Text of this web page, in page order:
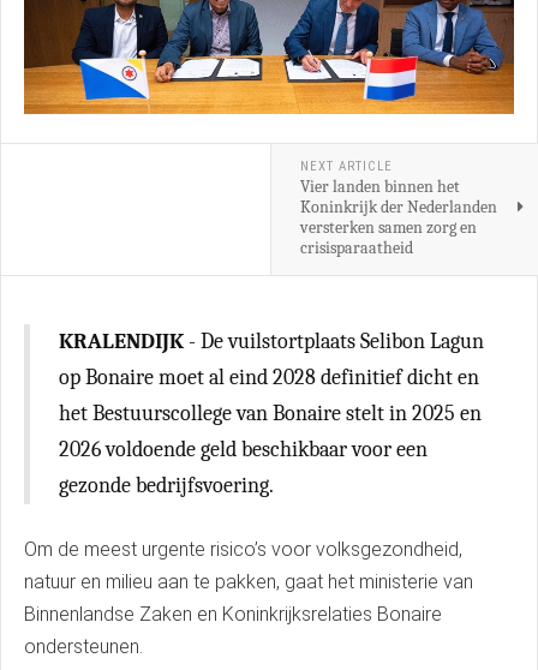
NEXT ARTICLE
Vier landen binnen het
Koninkrijk der Nederlanden
versterken samen zorg en
crisisparaatheid
KRALENDIJK- De vuilstortplaats Selibon Lagun
op Bonaire moet al eind 2028 definitief dicht en
het Bestuurscollege van Bonaire stelt in 2025 en
2026 voldoende geld beschikbaar voor een
gezonde bedrijfsvoering.
Om de meest urgente risico’s voor volksgezondheid,
natuur en milieu aan te pakken, gaat het ministerie van
Binnenlandse Zaken en Koninkrijksrelaties Bonaire
ondersteunen.